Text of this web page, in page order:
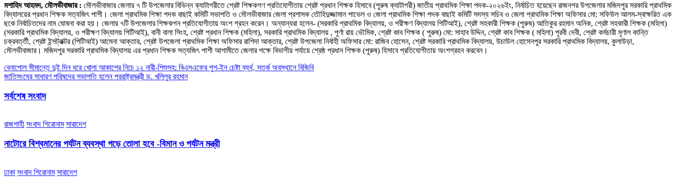
মশাহিদ আহমদ, মৌলভীবাজার : মৌলভীবাজার জেলার ৭ টি উপজেলার বিভিন্ন ক্যাটাগরীতে শ্রেষ্ট শিক্ষকগণ প্রতিযোগীতায় শ্রেষ্ট প্রধান শিক্ষক হিসাবে (পুরুষ ক্যাটাগরী) জাতীয় প্রাথমিক শিক্ষা পদক-২০২৬ইং, নির্বাচিত হয়েছেন রাজনগর উপজেলার মজিদপুর সরকারি প্রাথমিক
বিদ্যালয়ের প্রধান শিক্ষক সত্যজিৎ পাশী। জেলা প্রাথমিক শিক্ষা পদক বাছাই কমিটি সভাপতি ও মৌলভীবাজার জেলা প্রশাসক তৌহিদুজ্জামান পাভেল ও জেলা প্রাথমিক শিক্ষা পদক বাছাই কমিটি সদস্য সচিব ও জেলা প্রাথমিক শিক্ষা অফিসার মো: সফিউল আলম-স্বাক্ষরিত এক
ছকে নির্বাচিতদের নাম ঘোষনা করা হয়। জেলার ৭টি উপজেলার শিক্ষকগন প্রতিযোগীতায় অংশ গ্রহন করেন। অন্যান্যরা হলেন- (সরকারি প্রাথমিক বিদ্যালয়, ও পরীক্ষণ বিদ্যালয় পিটিআই), শ্রেষ্ট সহকারী শিক্ষক (পুরুষ) আতিকুর রহমান অনিক, শ্রেষ্ট সহকারী শিক্ষক (মহিলা)
(সরকারি প্রাথমিক বিদ্যালয়, ও পরীক্ষণ বিদ্যালয় পিটিআই), বানী বালা সিংহ, শ্রেষ্ট প্রধান শিক্ষক (মহিলা), সরকারি প্রাথমিক বিদ্যালয় , পূর্ণা রায় ভৌমিক, শ্রেষ্ট কাব শিক্ষক ( পুরুষ) মো: সাহাব উদ্দিন, শ্রেষ্ট কাব শিক্ষক ( মহিলা) পূরবী দেবী, শ্রেষ্ট কর্মচারী মৃণাল কান্তি
চক্রবর্ত্তী, শ্রেষ্ট ইন্সট্রাক্টর (পিটিআই) আমেনা আক্তার, শ্রেষ্ট উপজেলা প্রাথমিক শিক্ষা অফিসার রাশিদা আক্তার, শ্রেষ্ট উপজেলা নির্বাহী অফিসার মো: রাজিব হোসেন, শ্রেষ্ট সরকারি প্রাথমিক বিদ্যালয়, উচাউল হোসেনপুর সরকারি প্রাথমিক বিদ্যালয়, কুলাউড়া,
মৌলভীবাজার। মজিদপুর সরকারি প্রাথমিক বিদ্যালয় এর প্রধান শিক্ষক সত্যজিৎ পাশী আগামীতে জেলার পক্ষে বিভাগীয় পর্যায়ে শ্রেষ্ঠ প্রধান শিক্ষক (পুরুষ) হিসাবে প্রতিযোগীতায় অংশগ্রহন করবেন।
Post
navigation
বেনাপোল সীমান্তে দুই দিন ধরে খোলা আকাশের নিচে ১২ নারী-শিশুসহ: বিএসএফের পুশ-ইন চেষ্টা ব্যর্থ, সতর্ক অবস্থানে বিজিবি
জাতিসংঘের সাধারণ পরিষদের সভাপতি হলেন পররাষ্ট্রমন্ত্রী ড. খলিলুর রহমান
সর্বশেষ সংবাদ
রাজশাহী সংবাদ শিরোনাম সারাদেশ
নাটোরে বিশ্বমানের পর্যটন ব্যবস্থা গড়ে তোলা হবে -বিমান ও পর্যটন মন্ত্রী
ঢাকা সংবাদ শিরোনাম সারাদেশ